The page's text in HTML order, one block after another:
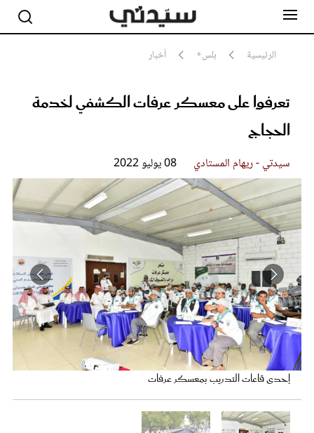
الرئيسية بلس+ أخبار
تعرفوا على معسكر عرفات الكشفي لخدمة
الحجاج
سيدتي - ريهام المستادي 08 يوليو 2022
إحدى قاعات التدريب بمعسكر عرفات
الممر الخارجي لمعسكر عرفات
مشاهير
جمال
سيدتي وطفلك
لايف ستايل
بلس+
فيديو
مطبخ سيدتي
مقالات الرأي
ستايل
تقارير
عروس سيدتي